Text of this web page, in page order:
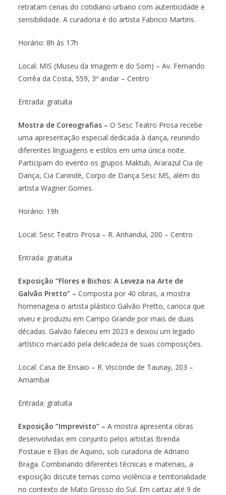
retratam cenas do cotidiano urbano com autenticidade e
sensibilidade. A curadoria é do artista Fabricio Martins.
Horário: 8h às 17h
Local: MIS (Museu da Imagem e do Som) – Av. Fernando
Corrêa da Costa, 559, 3º andar – Centro
Entrada: gratuita
Mostra de Coreografias – O Sesc Teatro Prosa recebe
uma apresentação especial dedicada à dança, reunindo
diferentes linguagens e estilos em uma única noite.
Participam do evento os grupos Maktub, Ararazul Cia de
Dança, Cia Canindé, Corpo de Dança Sesc MS, além do
artista Wagner Gomes.
Horário: 19h
Local: Sesc Teatro Prosa – R. Anhanduí, 200 – Centro
Entrada: gratuita
Exposição “Flores e Bichos: A Leveza na Arte de
Galvão Pretto” – Composta por 40 obras, a mostra
homenageia o artista plástico Galvão Pretto, carioca que
viveu e produziu em Campo Grande por mais de duas
décadas. Galvão faleceu em 2023 e deixou um legado
artístico marcado pela delicadeza de suas composições.
Local: Casa de Ensaio – R. Visconde de Taunay, 203 –
Amambai
Entrada: gratuita
Exposição “Imprevisto” – A mostra apresenta obras
desenvolvidas em conjunto pelos artistas Brenda
Postaue e Elias de Aquino, sob curadoria de Adriano
Braga. Combinando diferentes técnicas e materiais, a
exposição discute temas como violência e territorialidade
no contexto de Mato Grosso do Sul. Em cartaz até 9 de